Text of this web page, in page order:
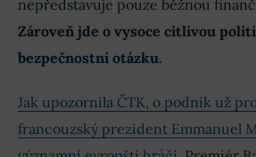
nepředstavuje pouze běžnou
Zároveň jde o vysoce citlivou
bezpečnostní otázku.
Jak upozornila ČTK, o podnik už
francouzský prezident Emmanuel